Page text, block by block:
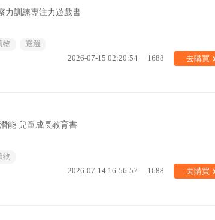
力訓練專注力遊戲書
物
嚴選
2026-07-15 02:20:54 1688 去購買
能 兒童成長教育書
物
2026-07-14 16:56:57 1688 去購買